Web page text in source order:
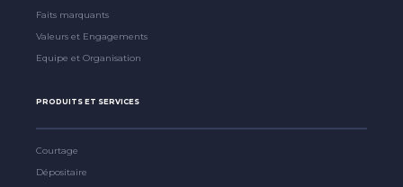
Faits marquants
Valeurs et Engagements
Equipe et Organisation
PRODUITS ET SERVICES
Courtage
Dépositaire